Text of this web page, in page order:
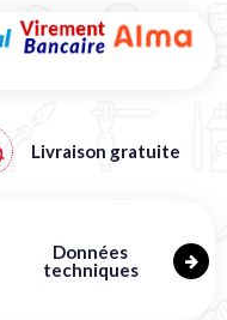
Livraison gratuite
Données
techniques